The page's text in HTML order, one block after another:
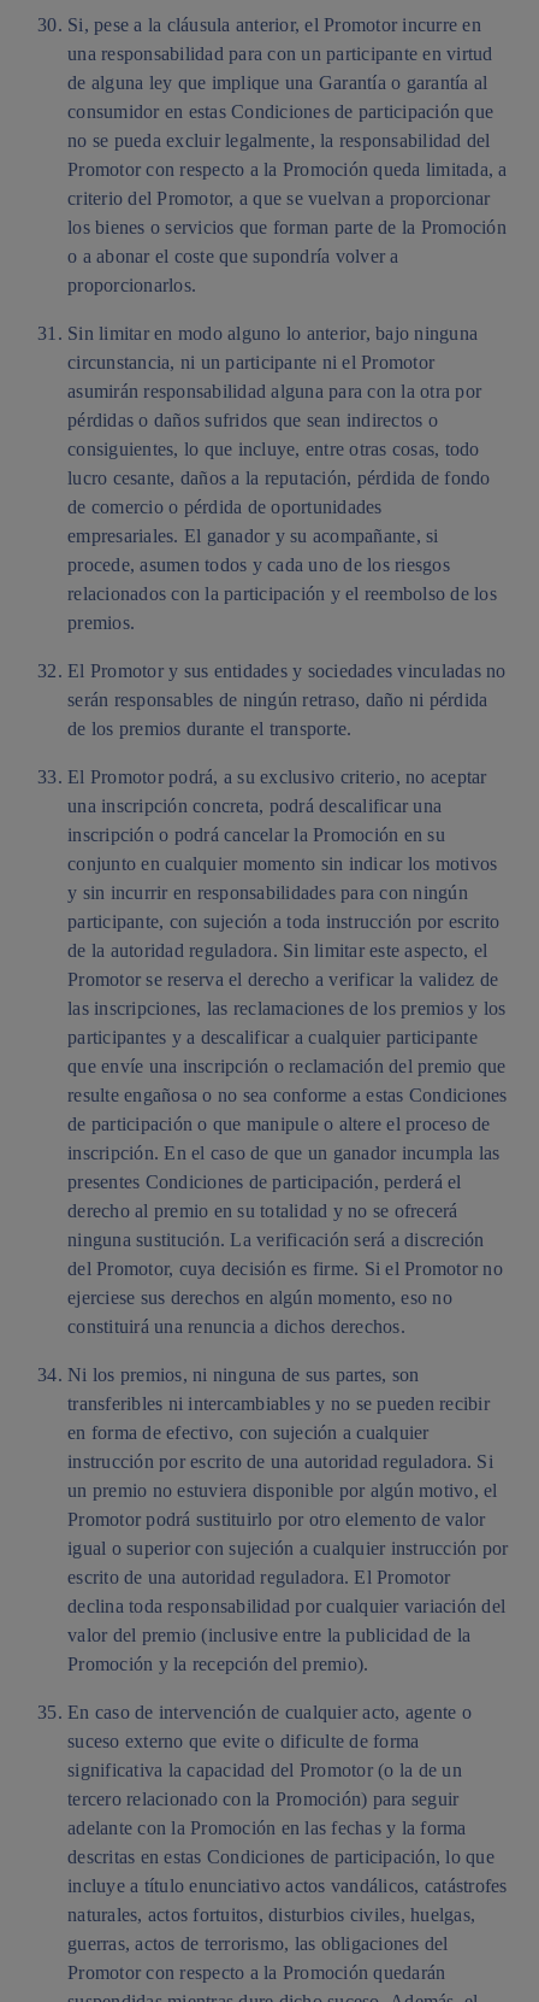
Si, pese a la cláusula anterior, el Promotor incurre en
una responsabilidad para con un participante en virtud
de alguna ley que implique una Garantía o garantía al
consumidor en estas Condiciones de participación que
no se pueda excluir legalmente, la responsabilidad del
Promotor con respecto a la Promoción queda limitada, a
criterio del Promotor, a que se vuelvan a proporcionar
los bienes o servicios que forman parte de la Promoción
o a abonar el coste que supondría volver a
proporcionarlos.
Sin limitar en modo alguno lo anterior, bajo ninguna
circunstancia, ni un participante ni el Promotor
asumirán responsabilidad alguna para con la otra por
pérdidas o daños sufridos que sean indirectos o
consiguientes, lo que incluye, entre otras cosas, todo
lucro cesante, daños a la reputación, pérdida de fondo
de comercio o pérdida de oportunidades
empresariales. El ganador y su acompañante, si
procede, asumen todos y cada uno de los riesgos
relacionados con la participación y el reembolso de los
premios.
El Promotor y sus entidades y sociedades vinculadas no
serán responsables de ningún retraso, daño ni pérdida
de los premios durante el transporte.
El Promotor podrá, a su exclusivo criterio, no aceptar
una inscripción concreta, podrá descalificar una
inscripción o podrá cancelar la Promoción en su
conjunto en cualquier momento sin indicar los motivos
y sin incurrir en responsabilidades para con ningún
participante, con sujeción a toda instrucción por escrito
de la autoridad reguladora. Sin limitar este aspecto, el
Promotor se reserva el derecho a verificar la validez de
las inscripciones, las reclamaciones de los premios y los
participantes y a descalificar a cualquier participante
que envíe una inscripción o reclamación del premio que
resulte engañosa o no sea conforme a estas Condiciones
de participación o que manipule o altere el proceso de
inscripción. En el caso de que un ganador incumpla las
presentes Condiciones de participación, perderá el
derecho al premio en su totalidad y no se ofrecerá
ninguna sustitución. La verificación será a discreción
del Promotor, cuya decisión es firme. Si el Promotor no
ejerciese sus derechos en algún momento, eso no
constituirá una renuncia a dichos derechos.
Ni los premios, ni ninguna de sus partes, son
transferibles ni intercambiables y no se pueden recibir
en forma de efectivo, con sujeción a cualquier
instrucción por escrito de una autoridad reguladora. Si
un premio no estuviera disponible por algún motivo, el
Promotor podrá sustituirlo por otro elemento de valor
igual o superior con sujeción a cualquier instrucción por
escrito de una autoridad reguladora. El Promotor
declina toda responsabilidad por cualquier variación del
valor del premio (inclusive entre la publicidad de la
Promoción y la recepción del premio).
En caso de intervención de cualquier acto, agente o
suceso externo que evite o dificulte de forma
significativa la capacidad del Promotor (o la de un
tercero relacionado con la Promoción) para seguir
adelante con la Promoción en las fechas y la forma
descritas en estas Condiciones de participación, lo que
incluye a título enunciativo actos vandálicos, catástrofes
naturales, actos fortuitos, disturbios civiles, huelgas,
guerras, actos de terrorismo, las obligaciones del
Promotor con respecto a la Promoción quedarán